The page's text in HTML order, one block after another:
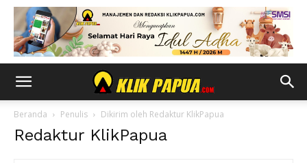
Beranda Penulis Dikirim oleh Redaktur KlikPapua
Redaktur KlikPapua